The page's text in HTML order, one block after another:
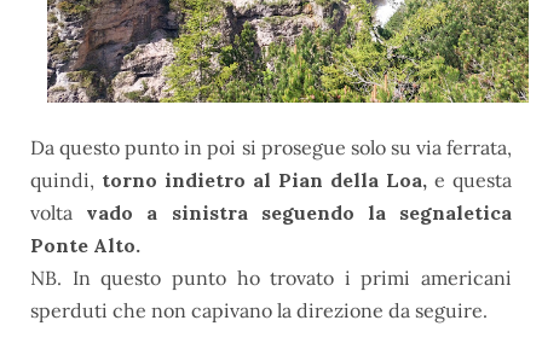
Da questo punto in poi si prosegue solo su via ferrata,
quindi, torno indietro al Pian della Loa, e questa
volta vado a sinistra seguendo la segnaletica
Ponte Alto.
NB. In questo punto ho trovato i primi americani
sperduti che non capivano la direzione da seguire.